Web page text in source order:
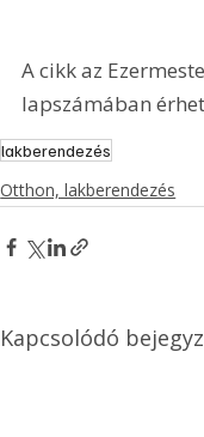
A cikk az
lapszámában
lakberendezés
Otthon, lakberendezés
Kapcsolódó